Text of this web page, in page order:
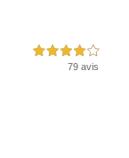
4,0 étoiles sur 5
79 avis